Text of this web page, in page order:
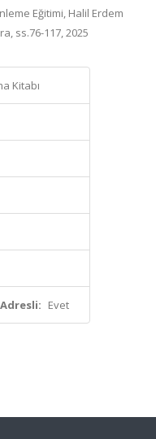
Eğitimi, Halil Erdem
ss.76-117, 2025
Kitabı
Evet